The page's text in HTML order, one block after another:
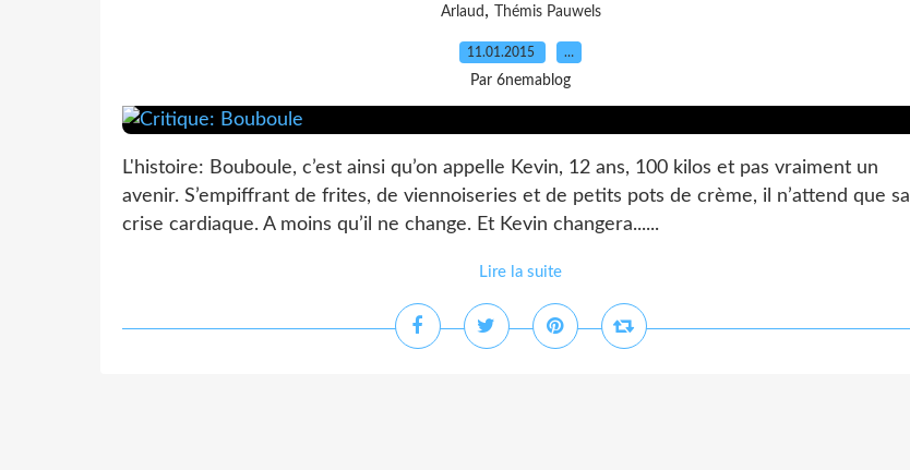
Arlaud , Thémis Pauwels
11.01.2015 …
Par 6nemablog
L'histoire: Bouboule, c’est ainsi qu’on appelle Kevin, 12 ans, 100 kilos et pas vraiment un
avenir. S’empiffrant de frites, de viennoiseries et de petits pots de crème, il n’attend que sa
crise cardiaque. A moins qu’il ne change. Et Kevin changera......
Lire la suite